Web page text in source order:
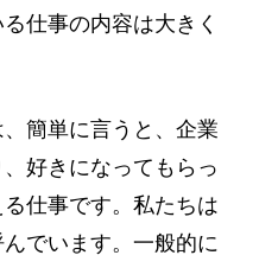
仕事の内容は大きく
簡単に言うと、企業
好きになってもらっ
仕事です。私たちは
でいます。一般的に